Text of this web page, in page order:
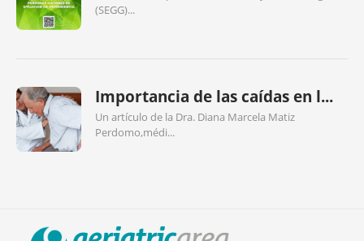
(SEGG)...
Importancia de las caídas en l...
Un artículo de la Dra. Diana Marcela Matiz
Perdomo,médi...